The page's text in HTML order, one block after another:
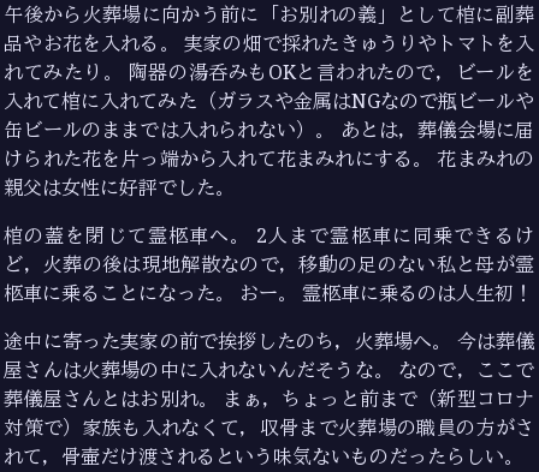
午後から火葬場に向かう前に「お別れの義」として棺に副葬
品やお花を入れる。 実家の畑で採れたきゅうりやトマトを入
れてみたり。 陶器の湯呑みもOKと言われたので，ビールを
入れて棺に入れてみた（ガラスや金属はNGなので瓶ビールや
缶ビールのままでは入れられない）。 あとは，葬儀会場に届
けられた花を片っ端から入れて花まみれにする。 花まみれの
親父は女性に好評でした。
棺の蓋を閉じて霊柩車へ。 2人まで霊柩車に同乗できるけ
ど，火葬の後は現地解散なので，移動の足のない私と母が霊
柩車に乗ることになった。 おー。 霊柩車に乗るのは人生初！
途中に寄った実家の前で挨拶したのち，火葬場へ。 今は葬儀
屋さんは火葬場の中に入れないんだそうな。 なので，ここで
葬儀屋さんとはお別れ。 まぁ，ちょっと前まで（新型コロナ
対策で）家族も入れなくて，収骨まで火葬場の職員の方がさ
れて，骨壷だけ渡されるという味気ないものだったらしい。